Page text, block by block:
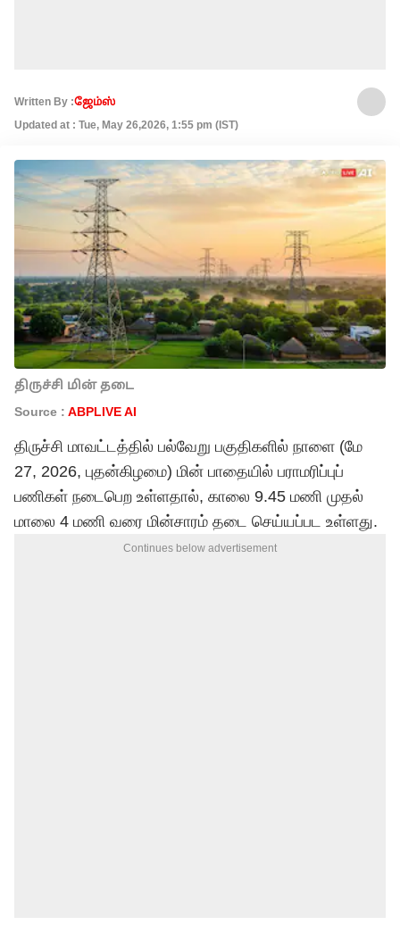
Written By :ஜேம்ஸ்
Updated at : Tue, May 26,2026, 1:55 pm (IST)
திருச்சி மின் தடை
Source : ABPLIVE AI
திருச்சி மாவட்டத்தில் பல்வேறு பகுதிகளில் நாளை (மே
27, 2026, புதன்கிழமை) மின் பாதையில் பராமரிப்புப்
பணிகள் நடைபெற உள்ளதால், காலை 9.45 மணி முதல்
மாலை 4 மணி வரை மின்சாரம் தடை செய்யப்பட உள்ளது.
Continues below advertisement